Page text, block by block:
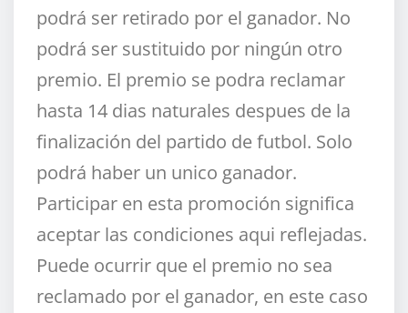
podrá ser retirado por el ganador. No
podrá ser sustituido por ningún otro
premio. El premio se podra reclamar
hasta 14 dias naturales despues de la
finalización del partido de futbol. Solo
podrá haber un unico ganador.
Participar en esta promoción significa
aceptar las condiciones aqui reflejadas.
Puede ocurrir que el premio no sea
reclamado por el ganador, en este caso